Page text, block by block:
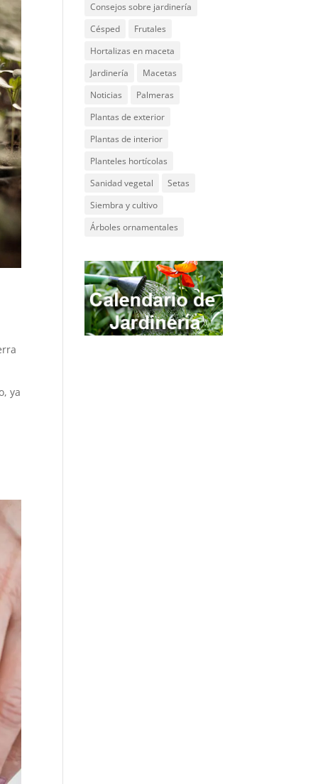
ya
Consejos sobre jardinería
Césped
Frutales
Hortalizas en maceta
Jardinería
Macetas
Noticias
Palmeras
Plantas de exterior
Plantas de interior
Planteles hortícolas
Sanidad vegetal
Setas
Siembra y cultivo
Árboles ornamentales